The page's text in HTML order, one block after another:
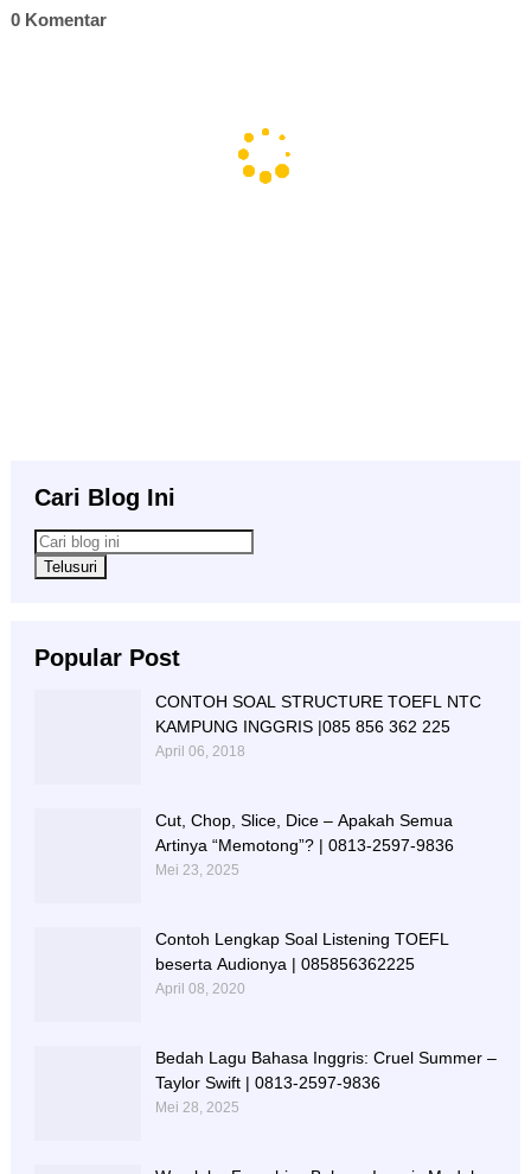
0 Komentar
Cari Blog Ini
Popular Post
CONTOH SOAL STRUCTURE TOEFL NTC
KAMPUNG INGGRIS |085 856 362 225
April 06, 2018
Cut, Chop, Slice, Dice – Apakah Semua
Artinya “Memotong”? | 0813-2597-9836
Mei 23, 2025
Contoh Lengkap Soal Listening TOEFL
beserta Audionya | 085856362225
April 08, 2020
Bedah Lagu Bahasa Inggris: Cruel Summer –
Taylor Swift | 0813-2597-9836
Mei 28, 2025